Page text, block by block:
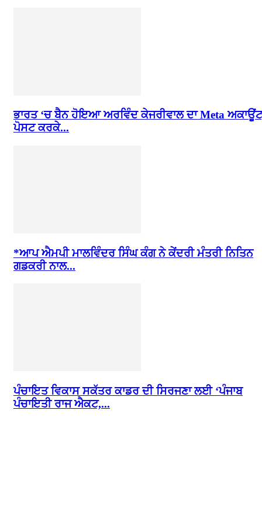
ਭਾਰਤ ‘ਚ ਬੈਨ ਹੋਇਆ ਅਰਵਿੰਦ ਕੇਜਰੀਵਾਲ ਦਾ Meta
ਪੋਸਟ ਕਰਕੇ...
*ਆਪ ਐਮਪੀ ਮਾਲਵਿੰਦਰ ਸਿੰਘ ਕੰਗ ਨੇ ਕੇਂਦਰੀ ਮੰਤਰੀ ਨਿਤਿਨ
ਗਡਕਰੀ ਨਾਲ...
ਪੰਚਾਇਤ ਵਿਕਾਸ ਸਕੱਤਰ ਕਾਡਰ ਦੀ ਸਿਰਜਣਾ ਲਈ ‘ਪੰਜਾਬ
ਪੰਚਾਇਤੀ ਰਾਜ ਐਕਟ,...